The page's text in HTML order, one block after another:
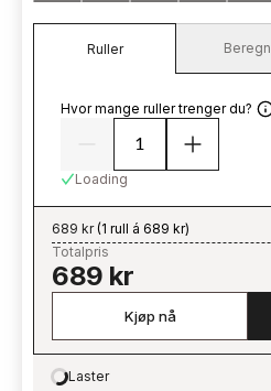
Ruller Beregn
Hvor mange ruller trenger du?
Loading
689 kr(1 rull á 689 kr)
Totalpris
689 kr
Kjøp nå
Laster